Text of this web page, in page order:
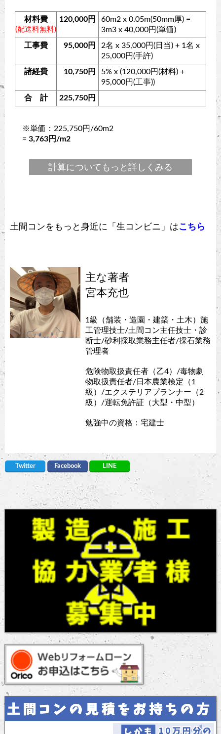
材料費
(配送料無料)
120,000円
60m2 x 0.05m(50mm厚) =
3m3 x 40,000円(単価)
工事費
95,000円
2名 x 35,000円(日当) + 1名 x
25,000円(手許)
諸経費
10,750円
5% x (120,000円(材料) +
95,000円(工事))
合 計
225,750円
※単価：225,750円/60m2
= 3,763円/m2
計算についてもっと詳しくみる
土間コンをもっと身近に「生コンビニ」はこちら
主な著者
宮本充也
1級（舗装・造園・建築・土木）施
工管理技士/土間コン主任技士・診
断士/砂利採取業務主任者/採石業務
管理者
危険物取扱責任者（乙4）/毒物劇
物取扱責任者/日本農業検定（1
級）/エクステリアプランナー（2
級）/運転免許証（大型・中型）
勉強中の資格：宅建士
Twitter Facebook LINE